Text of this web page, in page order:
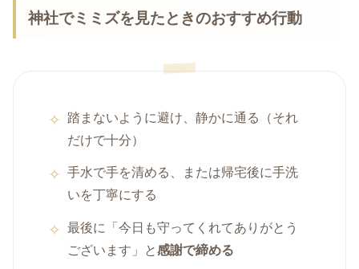
神社でミミズを見たときのおすすめ行動
踏まないように避け、静かに通る（それ
だけで十分）
手水で手を清める、または帰宅後に手洗
いを丁寧にする
最後に「今日も守ってくれてありがとう
ございます」と感謝で締める